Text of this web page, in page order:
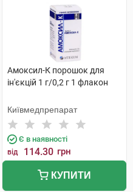
Амоксил-К порошок для
ін'єкцій 1 г/0,2 г 1 флакон
Київмедпрепарат
Є в наявності
від 114.30 грн
КУПИТИ